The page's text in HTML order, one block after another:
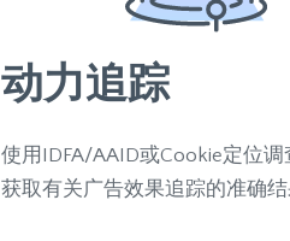
动力追踪
使用IDFA/AAID或Cookie定位调
获取有关广告效果追踪的准确结